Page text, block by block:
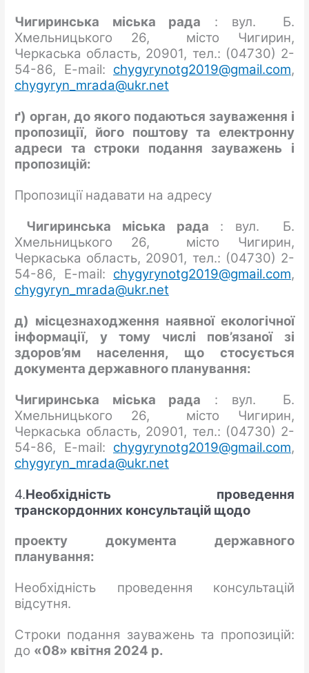
Чигиринська міська рада : вул. Б.
Хмельницького 26, місто Чигирин,
Черкаська область, 20901, тел.: (04730) 2-
54-86, E-mail: chygyrynotg2019@gmail.com,
chygyryn_mrada@ukr.net
ґ) орган, до якого подаються зауваження і
пропозиції, його поштову та електронну
адреси та строки подання зауважень і
пропозицій:
Пропозиції надавати на адресу
Чигиринська міська рада : вул. Б.
Хмельницького 26, місто Чигирин,
Черкаська область, 20901, тел.: (04730) 2-
54-86, E-mail: chygyrynotg2019@gmail.com,
chygyryn_mrada@ukr.net
д) місцезнаходження наявної екологічної
інформації, у тому числі пов’язаної зі
здоров’ям населення, що стосується
документа державного планування:
Чигиринська міська рада : вул. Б.
Хмельницького 26, місто Чигирин,
Черкаська область, 20901, тел.: (04730) 2-
54-86, E-mail: chygyrynotg2019@gmail.com,
chygyryn_mrada@ukr.net
4.Необхідність проведення
транскордонних консультацій щодо
проекту документа державного
планування:
Необхідність проведення консультацій
відсутня.
Строки подання зауважень та пропозицій:
до «08» квітня 2024 р.